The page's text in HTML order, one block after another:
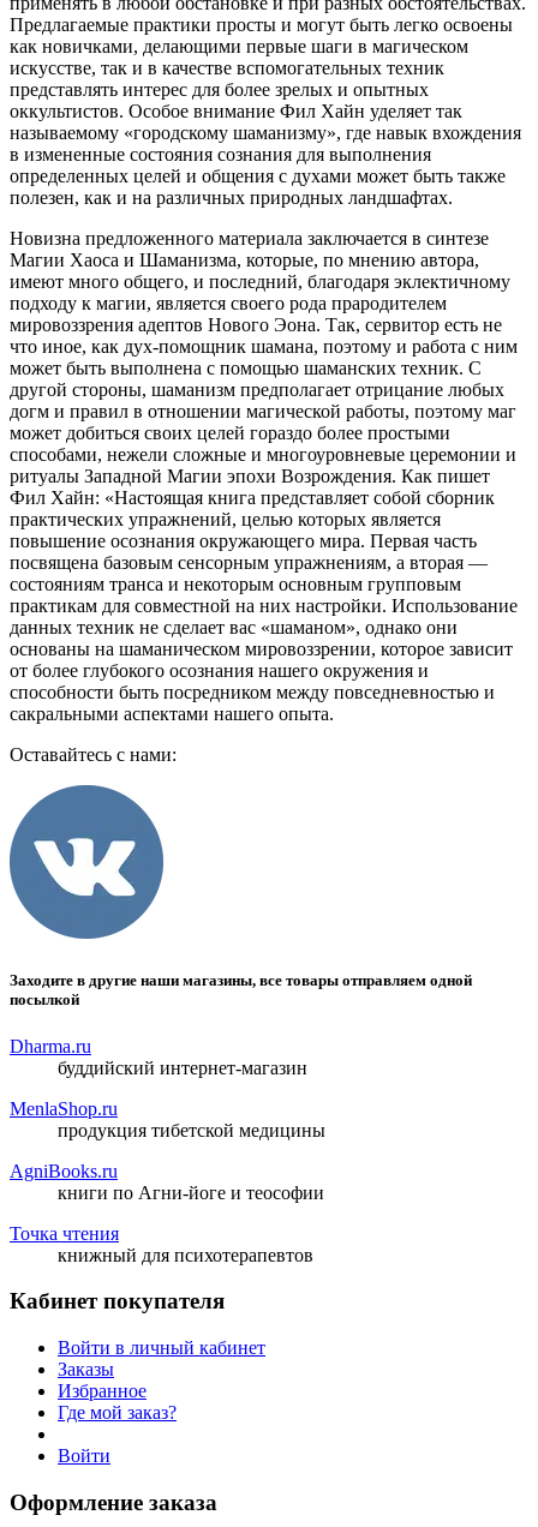
Предлагаемые практики просты и могут быть легко освоены
как новичками, делающими первые шаги в магическом
искусстве, так и в качестве вспомогательных техник
представлять интерес для более зрелых и опытных
оккультистов. Особое внимание Фил Хайн уделяет так
называемому «городскому шаманизму», где навык вхождения
в измененные состояния сознания для выполнения
определенных целей и общения с духами может быть также
полезен, как и на различных природных ландшафтах.
Новизна предложенного материала заключается в синтезе
Магии Хаоса и Шаманизма, которые, по мнению автора,
имеют много общего, и последний, благодаря эклектичному
подходу к магии, является своего рода прародителем
мировоззрения адептов Нового Эона. Так, сервитор есть не
что иное, как дух-помощник шамана, поэтому и работа с ним
может быть выполнена с помощью шаманских техник. С
другой стороны, шаманизм предполагает отрицание любых
догм и правил в отношении магической работы, поэтому маг
может добиться своих целей гораздо более простыми
способами, нежели сложные и многоуровневые церемонии и
ритуалы Западной Магии эпохи Возрождения. Как пишет
Фил Хайн: «Настоящая книга представляет собой сборник
практических упражнений, целью которых является
повышение осознания окружающего мира. Первая часть
посвящена базовым сенсорным упражнениям, а вторая —
состояниям транса и некоторым основным групповым
практикам для совместной на них настройки. Использование
данных техник не сделает вас «шаманом», однако они
основаны на шаманическом мировоззрении, которое зависит
от более глубокого осознания нашего окружения и
способности быть посредником между повседневностью и
сакральными аспектами нашего опыта.
Оставайтесь с нами:
Заходите в другие наши магазины, все товары отправляем одной
посылкой
Dharma.ru
буддийский интернет-магазин
MenlaShop.ru
продукция тибетской медицины
AgniBooks.ru
книги по Агни-йоге и теософии
Точка чтения
книжный для психотерапевтов
Кабинет покупателя
Войти в личный кабинет
Заказы
Избранное
Где мой заказ?
Войти
Оформление заказа